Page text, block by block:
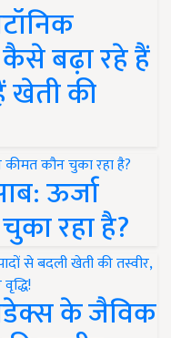
बढ़ा रहे हैं
खेती की
ऊर्जा
रहा है?
के जैविक